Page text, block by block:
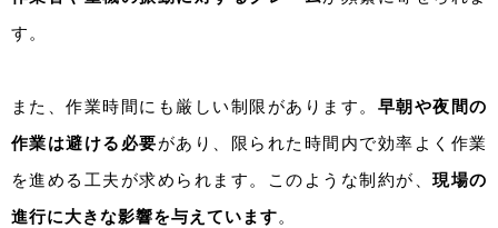
す。
また、作業時間にも厳しい制限があります。 早朝や夜間の
作業は避ける必要があり、限られた時間内で効率よく作業
を進める工夫が求められます。このような制約が、現場の
進行に大きな影響を与えています。